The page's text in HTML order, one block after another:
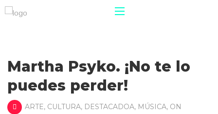
Martha Psyko. ¡No te lo
puedes perder!
ARTE, CULTURA, DESTACADOA, MÚSICA, ON